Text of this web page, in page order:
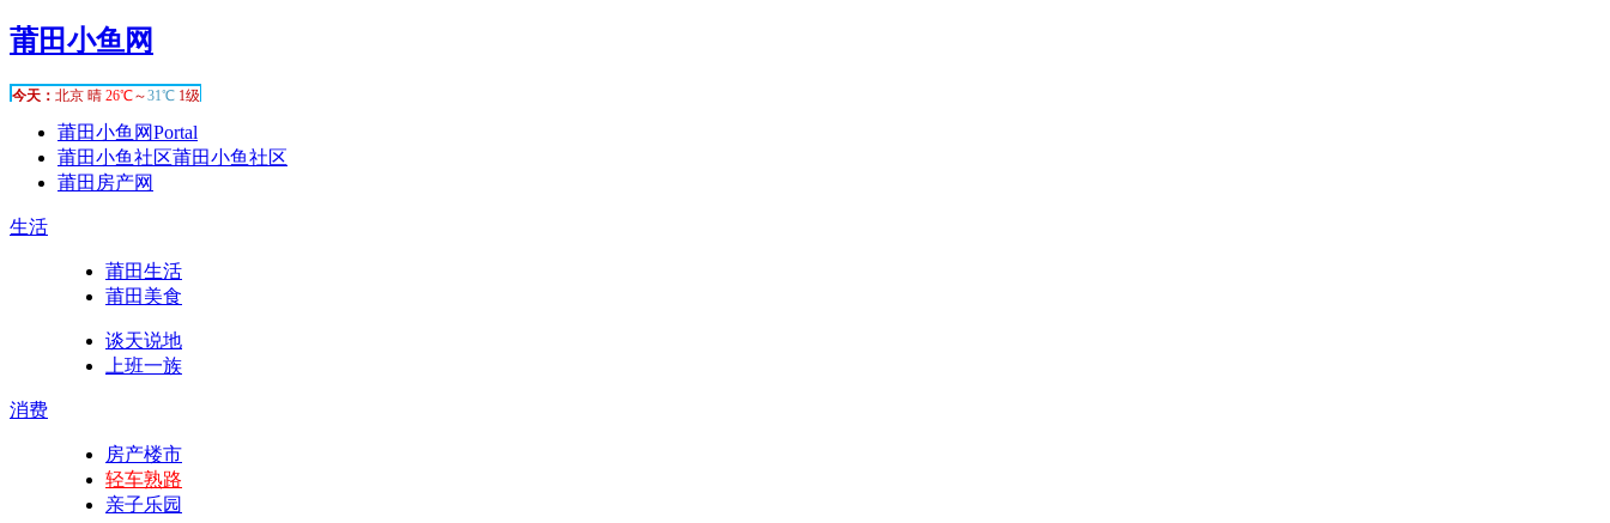
莆田小鱼网
莆田小鱼网Portal
莆田小鱼社区莆田小鱼社区
莆田房产网
生活
莆田生活
莆田美食
谈天说地
上班一族
消费
房产楼市
轻车熟路
亲子乐园